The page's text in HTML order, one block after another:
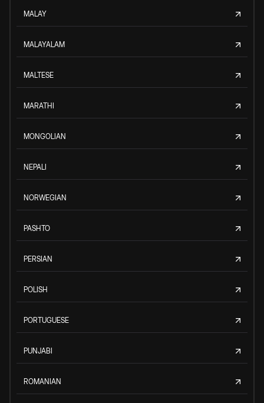
MALAY
MALAYALAM
MALTESE
MARATHI
MONGOLIAN
NEPALI
NORWEGIAN
PASHTO
PERSIAN
POLISH
PORTUGUESE
PUNJABI
ROMANIAN